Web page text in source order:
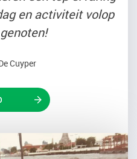
en activiteit volop
Cuyper